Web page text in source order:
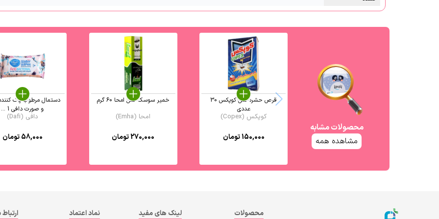
محصولات مشابه
مشاهده همه
قرص حشره کش کوپکس 30
عددی
کوپکس (Copex)
150,000تومان
خمیر سوسک کش امحا 60 گرم
امحا (Emha)
270,000تومان
دستمال مرطوب پاک
و صورت دافی 1 ...
دافی (Dafi)
58,000تومان
محصولات لینک های مفید نماد اعتماد ارتباط